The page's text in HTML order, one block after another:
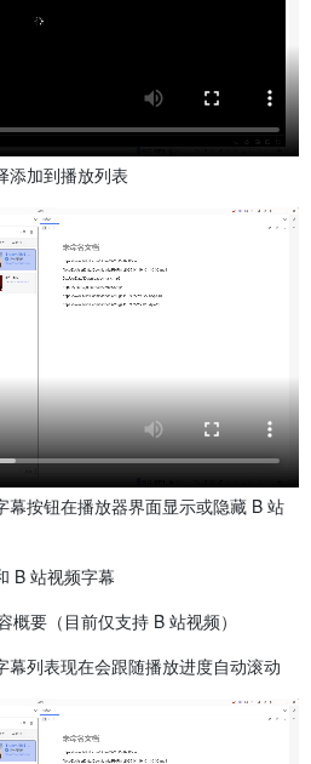
添加到播放列表
幕按钮在播放器界面显示或隐藏 B 站
B 站视频字幕
概要（目前仅支持 B 站视频）
幕列表现在会跟随播放进度自动滚动